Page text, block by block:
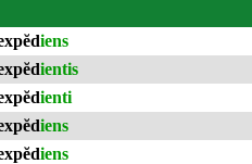
iens
ientis
ienti
iens
iens